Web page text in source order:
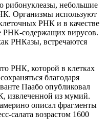
рибонуклеазы, небольшие
Организмы используют
РНК и в качестве
РНК-содержащих вирусов.
РНКазы, встречаются
РНК, которой в клетках
благодаря
Паабо опубликовал
извлеченной из мумий.
описал фрагменты
салата возрастом 1600